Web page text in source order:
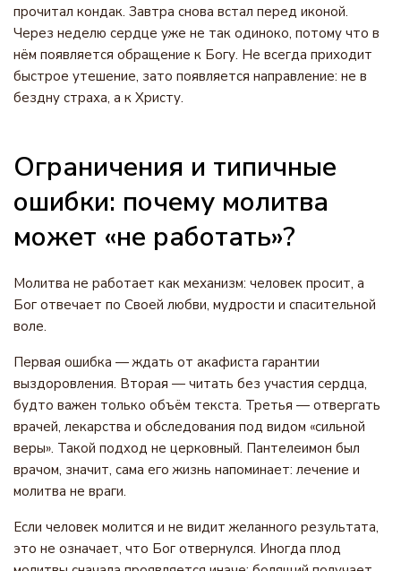
прочитал кондак. Завтра снова встал перед иконой.
Через неделю сердце уже не так одиноко, потому что в
нём появляется обращение к Богу. Не всегда приходит
быстрое утешение, зато появляется направление: не в
бездну страха, а к Христу.
Ограничения и типичные
ошибки: почему молитва
может «не работать»?
Молитва не работает как механизм: человек просит, а
Бог отвечает по Своей любви, мудрости и спасительной
воле.
Первая ошибка — ждать от акафиста гарантии
выздоровления. Вторая — читать без участия сердца,
будто важен только объём текста. Третья — отвергать
врачей, лекарства и обследования под видом «сильной
веры». Такой подход не церковный. Пантелеимон был
врачом, значит, сама его жизнь напоминает: лечение и
молитва не враги.
Если человек молится и не видит желанного результата,
это не означает, что Бог отвернулся. Иногда плод